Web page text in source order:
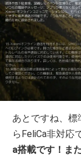
あとですね、標
らFeliCa非対応
a搭載です！ま